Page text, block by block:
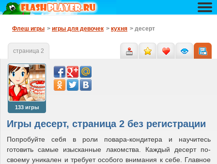
Флеш игры > игры для девочек > кухня > десерт
Игры десерт, страница 2 без регистрации
Попробуйте себя в роли повара-кондитера и научитесь
готовить самые изысканные лакомства. Каждый десерт по-
своему уникален и требует особого внимания к себе. Главное
133 игры
страница 2